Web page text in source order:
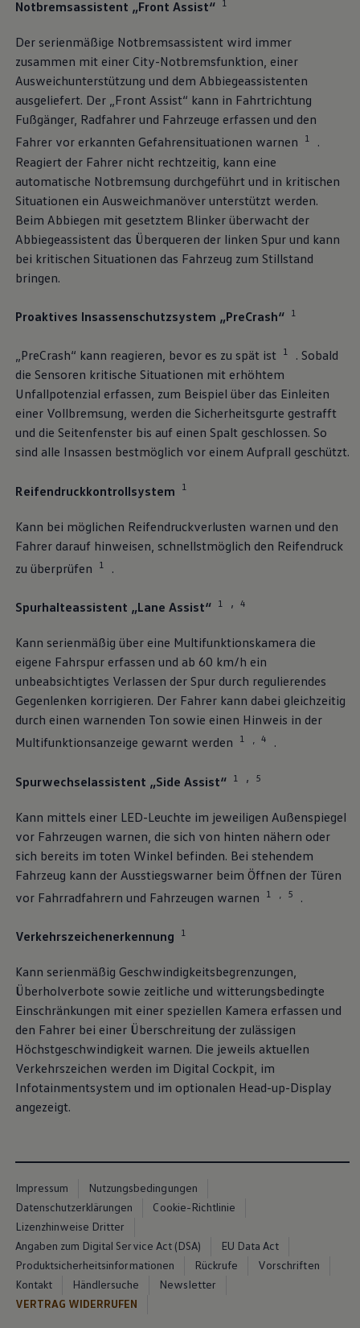
Notbremsassistent „Front Assist“ 1
Der serienmäßige Notbremsassistent wird immer
zusammen mit einer City-Notbremsfunktion, einer
Ausweichunterstützung und dem Abbiegeassistenten
ausgeliefert. Der „Front Assist“ kann in Fahrtrichtung
Fußgänger, Radfahrer und Fahrzeuge erfassen und den
Fahrer vor erkannten Gefahrensituationen warnen
1
.
Reagiert der Fahrer nicht rechtzeitig, kann eine
automatische Notbremsung durchgeführt und in kritischen
Situationen ein Ausweichmanöver unterstützt werden.
Beim Abbiegen mit gesetztem Blinker überwacht der
Abbiegeassistent das Überqueren der linken Spur und kann
bei kritischen Situationen das Fahrzeug zum Stillstand
bringen.
Proaktives Insassenschutzsystem „PreCrash“ 1
„PreCrash“ kann reagieren, bevor es zu spät ist 1
. Sobald
die Sensoren kritische Situationen mit erhöhtem
Unfallpotenzial erfassen, zum Beispiel über das Einleiten
einer Vollbremsung, werden die Sicherheitsgurte gestrafft
und die Seitenfenster bis auf einen Spalt geschlossen. So
sind alle Insassen bestmöglich vor einem Aufprall geschützt.
Reifendruckkontrollsystem 1
Kann bei möglichen Reifendruckverlusten warnen und den
Fahrer darauf hinweisen, schnellstmöglich den Reifendruck
zu überprüfen
1 .
Spurhalteassistent „Lane Assist“ 1 , 4
Kann serienmäßig über eine Multifunktionskamera die
eigene Fahrspur erfassen und ab 60 km/h ein
unbeabsichtigtes Verlassen der Spur durch regulierendes
Gegenlenken korrigieren. Der Fahrer kann dabei gleichzeitig
durch einen warnenden Ton sowie einen Hinweis in der
Multifunktionsanzeige gewarnt werden
1 4 .
Spurwechselassistent „Side Assist“ 1 , 5
Kann mittels einer LED-Leuchte im jeweiligen Außenspiegel
vor Fahrzeugen warnen, die sich von hinten nähern oder
sich bereits im toten Winkel befinden. Bei stehendem
Fahrzeug kann der Ausstiegswarner beim Öffnen der Türen
vor Fahrradfahrern und Fahrzeugen warnen
1 , 5 .
Verkehrszeichenerkennung 1
Kann serienmäßig Geschwindigkeitsbegrenzungen,
Überholverbote sowie zeitliche und witterungsbedingte
Einschränkungen mit einer speziellen Kamera erfassen und
den Fahrer bei einer Überschreitung der zulässigen
Höchstgeschwindigkeit warnen. Die jeweils aktuellen
Verkehrszeichen werden im Digital Cockpit, im
Infotainmentsystem und im optionalen Head-up-Display
angezeigt.
Impressum
Nutzungsbedingungen
Datenschutzerklärungen
Cookie-Richtlinie
Lizenzhinweise Dritter
Angaben zum Digital Service Act (DSA)
EU Data Act
Produktsicherheitsinformationen
Rückrufe
Vorschriften
Kontakt
Händlersuche
Newsletter
VERTRAG WIDERRUFEN